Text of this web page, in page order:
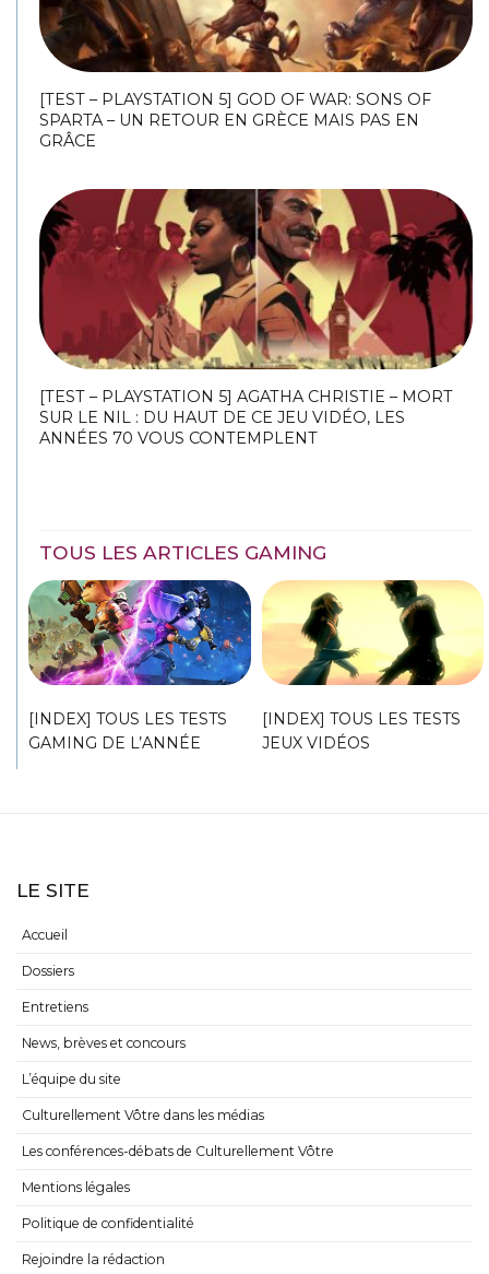
[TEST – PLAYSTATION 5] GOD OF WAR: SONS OF
SPARTA – UN RETOUR EN GRÈCE MAIS PAS EN
GRÂCE
[TEST – PLAYSTATION 5] AGATHA CHRISTIE – MORT
SUR LE NIL : DU HAUT DE CE JEU VIDÉO, LES
ANNÉES 70 VOUS CONTEMPLENT
TOUS LES ARTICLES GAMING
[INDEX] TOUS LES TESTS
GAMING DE L’ANNÉE
[INDEX] TOUS LES TESTS
JEUX VIDÉOS
LE SITE
Accueil
Dossiers
Entretiens
News, brèves et concours
L’équipe du site
Culturellement Vôtre dans les médias
Les conférences-débats de Culturellement Vôtre
Mentions légales
Politique de confidentialité
Rejoindre la rédaction